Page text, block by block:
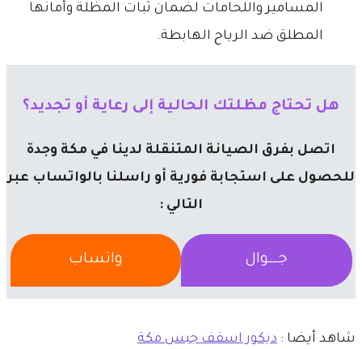
المسامير واللحامات لضمان ثبات المظلة وأمانها
المطلق ضد الرياح الهابطة.
هل تحتاج مظلتك الحالية إلى رعاية أو تجديد؟
اتصل بفرق الصيانة المتنقلة لدينا في مكة وجدة
للحصول على استجابة فورية أو راسلنا بالواتساب عبر
التالي :
جــــوال واتساب
شاهد أيضا : ديكور اسقف جبس مكة